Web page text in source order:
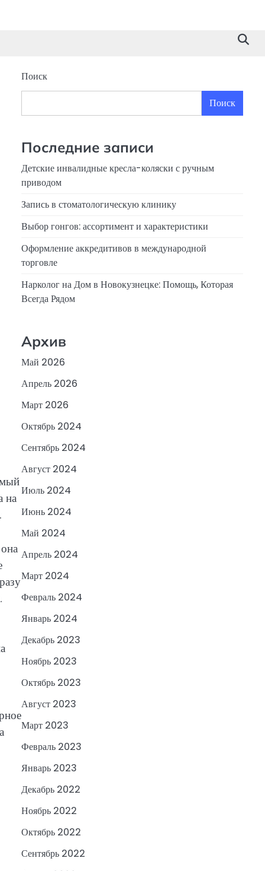
на
Поиск
Поиск
Последние записи
Детские инвалидные кресла-коляски с ручным
приводом
Запись в стоматологическую клинику
Выбор гонгов: ассортимент и характеристики
Оформление аккредитивов в международной
торговле
Нарколог на Дом в Новокузнецке: Помощь, Которая
Всегда Рядом
Архив
Май 2026
Апрель 2026
Март 2026
Октябрь 2024
Сентябрь 2024
Август 2024
Июль 2024
Июнь 2024
Май 2024
Апрель 2024
Март 2024
Февраль 2024
Январь 2024
Декабрь 2023
Ноябрь 2023
Октябрь 2023
Август 2023
Март 2023
Февраль 2023
Январь 2023
Декабрь 2022
Ноябрь 2022
Октябрь 2022
Сентябрь 2022